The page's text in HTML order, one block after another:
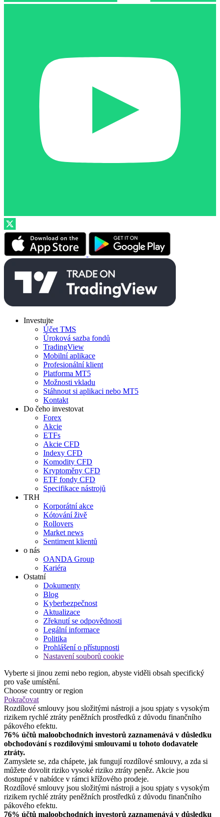
Investujte
Účet TMS
Úroková sazba fondů
TradingView
Mobilní aplikace
Profesionální klient
Platforma MT5
Možnosti vkladu
Stáhnout si aplikaci nebo MT5
Kontakt
Do čeho investovat
Forex
Akcie
ETFs
Akcie CFD
Indexy CFD
Komodity CFD
Kryptoměny CFD
ETF fondy CFD
Specifikace nástrojů
TRH
Korporátní akce
Kótování živě
Rollovers
Market news
Sentiment klientů
o nás
OANDA Group
Kariéra
Ostatní
Dokumenty
Blog
Kyberbezpečnost
Aktualizace
Zřeknutí se odpovědnosti
Legální informace
Politika
Prohlášení o přístupnosti
Nastavení souborů cookie
Vyberte si jinou zemi nebo region, abyste viděli obsah specifický
pro vaše umístění.
Choose country or region
Pokračovat
Rozdílové smlouvy jsou složitými nástroji a jsou spjaty s vysokým
rizikem rychlé ztráty peněžních prostředků z důvodu finančního
pákového efektu.
76% účtů maloobchodních investorů zaznamenává v důsledku
obchodování s rozdílovými smlouvami u tohoto dodavatele
ztráty.
Zamyslete se, zda chápete, jak fungují rozdílové smlouvy, a zda si
můžete dovolit riziko vysoké riziko ztráty peněz. Akcie jsou
dostupné v nabídce v rámci křížového prodeje.
Rozdílové smlouvy jsou složitými nástroji a jsou spjaty s vysokým
rizikem rychlé ztráty peněžních prostředků z důvodu finančního
pákového efektu.
76% účtů maloobchodních investorů zaznamenává v důsledku